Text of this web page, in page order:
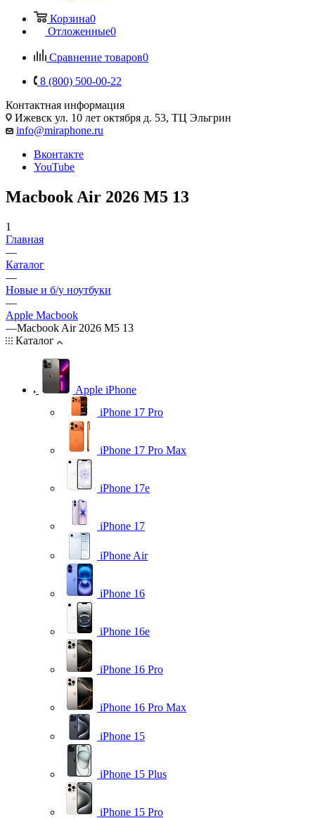
Корзина0
Отложенные0
Сравнение товаров0
8 (800) 500-00-22
Контактная информация
Ижевск ул. 10 лет октября д. 53, ТЦ Эльгрин
info@miraphone.ru
Вконтакте
YouTube
Macbook Air 2026 M5 13
1
Главная
—
Каталог
—
Новые и б/у ноутбуки
—
Apple Macbook
—Macbook Air 2026 M5 13
Каталог
Apple iPhone
iPhone 17 Pro
iPhone 17 Pro Max
iPhone 17e
iPhone 17
iPhone Air
iPhone 16
iPhone 16e
iPhone 16 Pro
iPhone 16 Pro Max
iPhone 15
iPhone 15 Plus
iPhone 15 Pro